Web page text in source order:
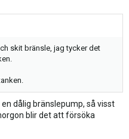
skit bränsle, jag tycker det
dålig bränslepump, så visst
blir det att försöka